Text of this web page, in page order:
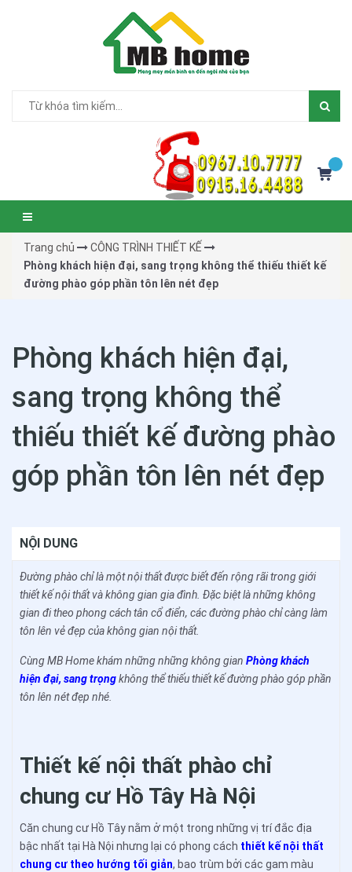
Trang chủ
CÔNG TRÌNH THIẾT KẾ
Phòng khách hiện đại, sang trọng không thể thiếu thiết kế
đường phào góp phần tôn lên nét đẹp
Phòng khách hiện đại,
sang trọng không thể
thiếu thiết kế đường phào
góp phần tôn lên nét đẹp
NỘI DUNG
Đường phào chỉ là một nội thất được biết đến rộng rãi trong giới
thiết kế nội thất và không gian gia đình. Đặc biệt là những không
gian đi theo phong cách tân cổ điển, các đường phào chỉ càng làm
tôn lên vẻ đẹp của không gian nội thất.
Cùng MB Home khám những những không gian Phòng khách
hiện đại, sang trọngkhông thể thiếu thiết kế đường phào góp phần
tôn lên nét đẹp nhé.
Thiết kế nội thất phào chỉ
chung cư Hồ Tây Hà Nội
Căn chung cư Hồ Tây nằm ở một trong những vị trí đắc địa
bậc nhất tại Hà Nội nhưng lại có phong cách thiết kế nội thất
chung cư theo hướng tối giản, bao trùm bởi các gam màu